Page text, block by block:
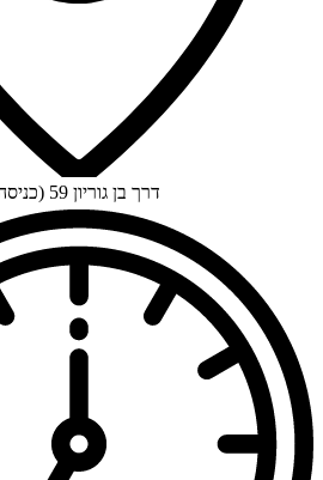
דרך בן גוריון 59 (כניסה מטבריה 32) בני ברק